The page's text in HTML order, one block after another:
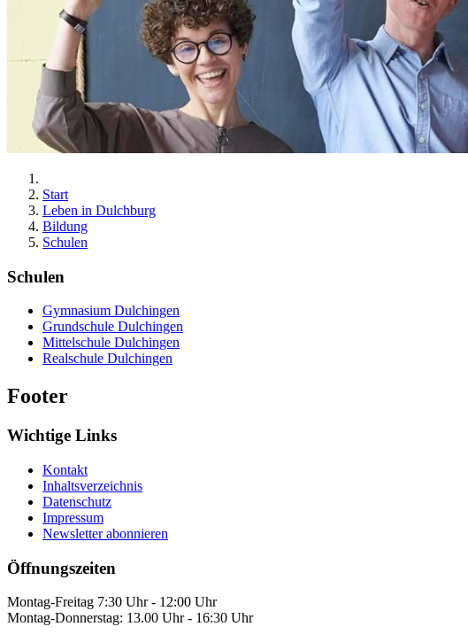
Start
Leben in Dulchburg
Bildung
Schulen
Schulen
Gymnasium Dulchingen
Grundschule Dulchingen
Mittelschule Dulchingen
Realschule Dulchingen
Footer
Wichtige Links
Kontakt
Inhaltsverzeichnis
Datenschutz
Impressum
Newsletter abonnieren
Öffnungszeiten
Montag-Freitag 7:30 Uhr - 12:00 Uhr
Montag-Donnerstag: 13.00 Uhr - 16:30 Uhr